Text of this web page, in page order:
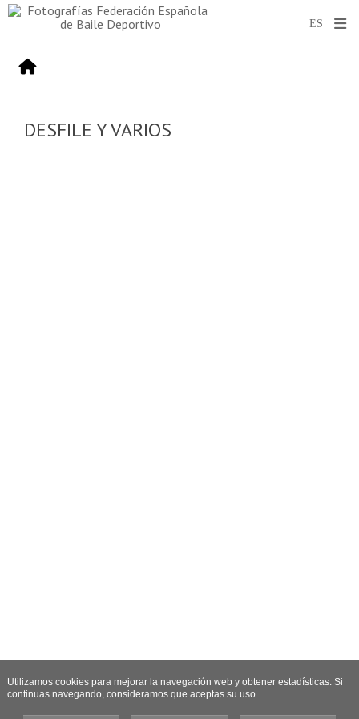
DESFILE Y VARIOS
Utilizamos cookies para mejorar la navegación web y obtener estadísticas. Si
continuas navegando, consideramos que aceptas su uso.